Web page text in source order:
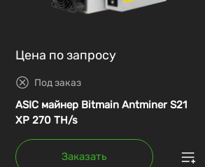
Цена по запросу
Под заказ
ASIC майнер Bitmain Antminer S21
XP 270 TH/s
Заказать